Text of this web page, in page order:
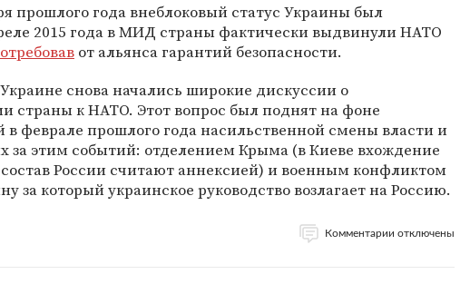
прошлого года внеблоковый статус Украины был
2015 года в МИД страны фактически выдвинули НАТО
от альянса гарантий безопасности.
снова начались широкие дискуссии о
страны к НАТО. Этот вопрос был поднят на фоне
феврале прошлого года насильственной смены власти и
за этим событий: отделением Крыма (в Киеве вхождение
состав России считают аннексией) и военным конфликтом
за который украинское руководство возлагает на Россию.
Комментарии отключены